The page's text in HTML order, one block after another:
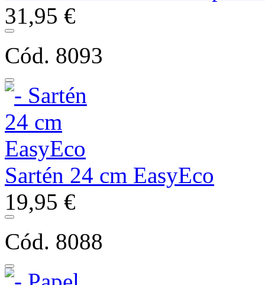
31,95 €
Cód. 8093
Sartén 24 cm EasyEco
19,95 €
Cód. 8088